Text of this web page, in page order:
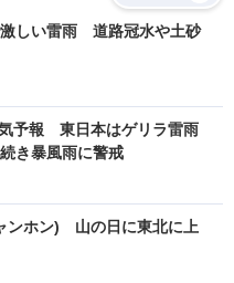
しい雷雨 道路冠水や土砂
予報 東日本はゲリラ雷雨
き暴風雨に警戒
ンホン) 山の日に東北に上